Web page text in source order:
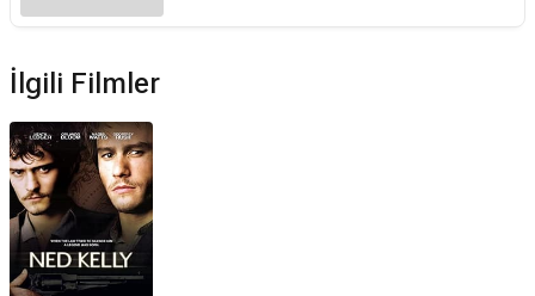
İlgili Filmler